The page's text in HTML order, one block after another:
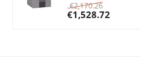
€2,170.26
€1,528.72